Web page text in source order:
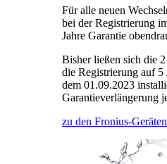
Für alle neuen
bei der Registrierung
Jahre Garantie
Bisher ließen sich die
die Registrierung auf 5
dem 01.09.2023
Garantieverlängerung
zu den Fronius-Geräten